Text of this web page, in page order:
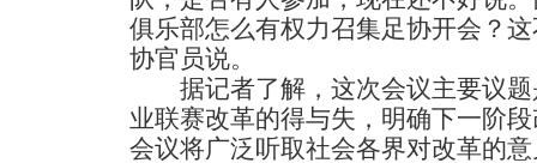
俱乐部怎么有权力召集足协开会？
协官员说。
据记者了解，这次会议主要议题
业联赛改革的得与失，明确下一阶
会议将广泛听取社会各界对改革的